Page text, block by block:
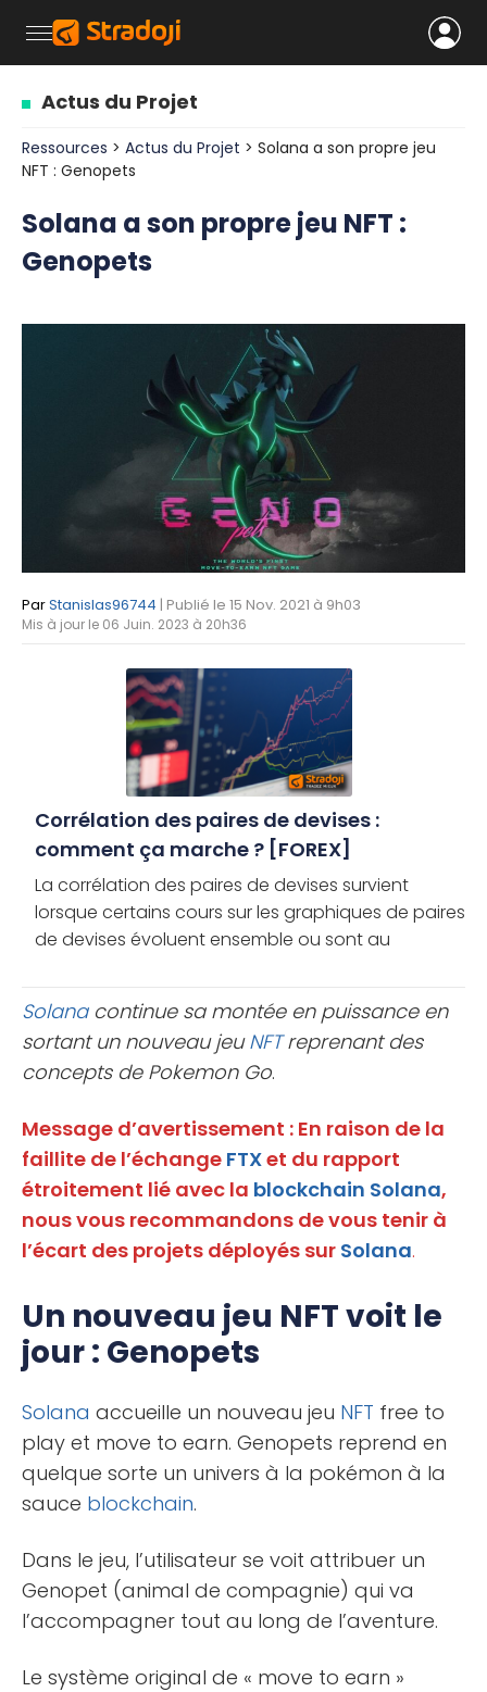
Actus du Projet
Ressources > Actus du Projet > Solana a son propre jeu
NFT : Genopets
Solana a son propre jeu NFT :
Genopets
ParStanislas96744 | Publié le 15 Nov. 2021 à 9h03
Mis à jour le 06 Juin. 2023 à 20h36
Corrélation des paires de devises :
comment ça marche ? [FOREX]
La corrélation des paires de devises survient
lorsque certains cours sur les graphiques de paires
de devises évoluent ensemble ou sont au
Solanacontinue sa montée en puissance en
sortant un nouveau jeuNFTreprenant des
concepts de Pokemon Go.
Message d’avertissement : En raison de la
faillite de l’échange FTXet du rapport
étroitement lié avec la blockchain Solana,
nous vous recommandons de vous tenir à
l’écart des projets déployés sur Solana.
Un nouveau jeu NFT voit le
jour : Genopets
Solana accueille un nouveau jeu NFT free to
play et move to earn. Genopets reprend en
quelque sorte un univers à la pokémon à la
sauce blockchain.
Dans le jeu, l’utilisateur se voit attribuer un
Genopet (animal de compagnie) qui va
l’accompagner tout au long de l’aventure.
Le système original de « move to earn »